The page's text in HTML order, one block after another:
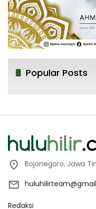
Popular Posts
Bojonegoro, Jawa
Redaksi